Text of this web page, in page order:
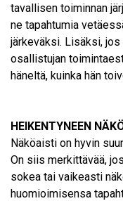
tavallisen toiminnan
ne tapahtumia
järkeväksi. Lisäksi,
osallistujan
häneltä, kuinka hän
HEIKENTYNEEN
Näköaisti on hyvin
On siis merkittävää,
sokea tai vaikeasti
huomioimisensa